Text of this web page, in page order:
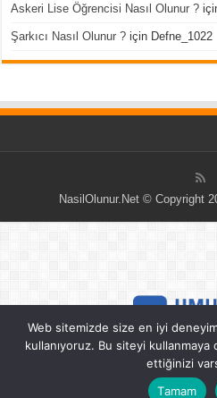
Askeri Lise Öğrencisi Nasıl Olunur ?
Şarkıcı Nasıl Olunur ? için Defne_1022
NasilOlunur.Net © Copyright
Web sitemizde size en iyi
kullanıyoruz. Bu siteyi
ettiğinizi
Tamam